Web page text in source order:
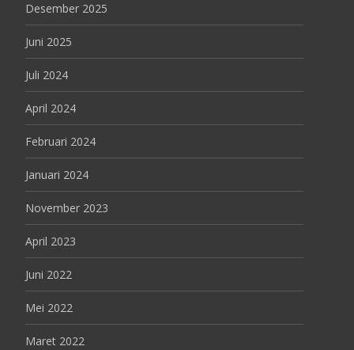
Desember 2025
Juni 2025
Juli 2024
April 2024
Februari 2024
Januari 2024
November 2023
April 2023
Juni 2022
Mei 2022
Maret 2022